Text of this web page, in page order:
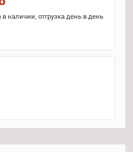
наличии, отгрузка день в день